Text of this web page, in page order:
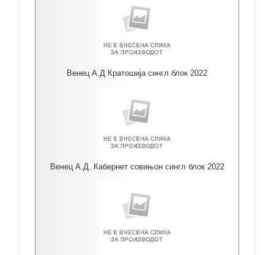
Венец А.Д Кратошија сингл блок 2022
Венец А.Д. Кабернет совињон сингл блок 2022